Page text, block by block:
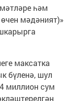
һәм
мәдәният)»
максатка
бүленә, шул
миллион сум